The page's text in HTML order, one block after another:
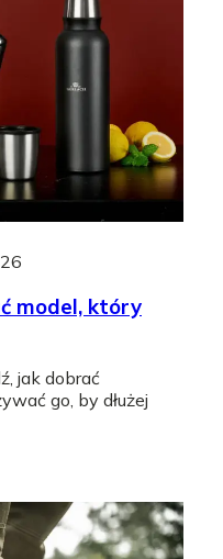
model, który
jak dobrać
go, by dłużej